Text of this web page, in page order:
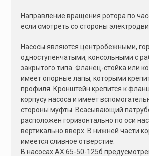
Направление вращения ротора по
если смотреть со стороны
Насосы являются центробежными,
одноступенчатыми, консольными с
закрытого типа. Фланец-стойка или
имеет опорные лапы, которыми
профиля. Кронштейн крепится к
корпусу насоса и имеет
стороны муфты. Всасывающий
расположен горизонтально по оси
вертикально вверх. В нижней части
имеется сливное отверстие.
В насосах АХ 65-50-125б